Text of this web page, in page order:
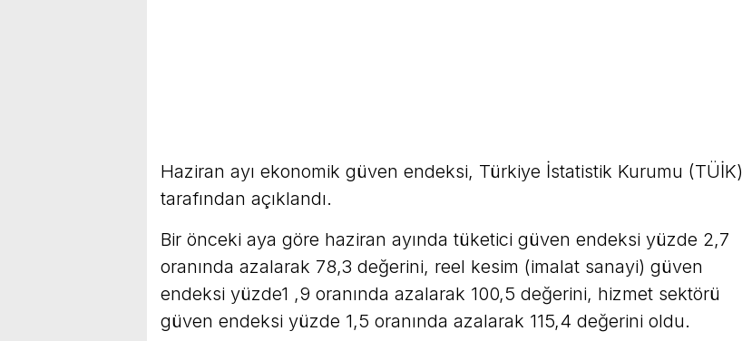
Haziran ayı ekonomik güven endeksi, Türkiye İstatistik Kurumu (TÜİK)
tarafından açıklandı.
Bir önceki aya göre haziran ayında tüketici güven endeksi yüzde 2,7
oranında azalarak 78,3 değerini, reel kesim (imalat sanayi) güven
endeksi yüzde1 ,9 oranında azalarak 100,5 değerini, hizmet sektörü
güven endeksi yüzde 1,5 oranında azalarak 115,4 değerini oldu.